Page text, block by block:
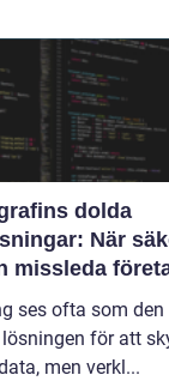
dolda
När
missleda
ses ofta som den
för att
men verkl...